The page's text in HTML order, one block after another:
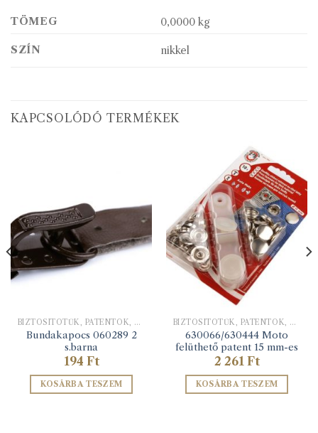
TÖMEG 0,0000 kg
SZÍN nikkel
KAPCSOLÓDÓ TERMÉKEK
BIZTOSÍTÓTŰK, PATENTOK, KAPCSOK
Bundakapocs 060289 2
s.barna
194 Ft
KOSÁRBA TESZEM
BIZTOSÍTÓTŰK, PATENTOK, KAPCSOK
630066/630444 Moto
felüthető patent 15 mm-es
2 261 Ft
KOSÁRBA TESZEM